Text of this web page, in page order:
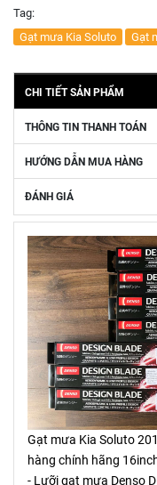
Tag:
Gạt mưa Kia Soluto
Gạt
CHI TIẾT SẢN PHẨM
THÔNG TIN THANH TOÁN
HƯỚNG DẪN MUA HÀNG
ĐÁNH GIÁ
Gạt mưa Kia Soluto
hàng chính hãng
- Lưỡi gạt mưa Denso